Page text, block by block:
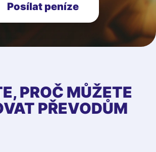
Posílat peníze
PROČ MŮŽETE
PŘEVODŮM